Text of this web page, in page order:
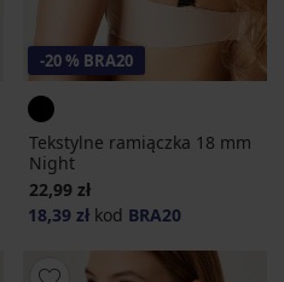
-20 % BRA20
Tekstylne ramiączka 18 mm
Night
22,99 zł
18,39 zł kod BRA20